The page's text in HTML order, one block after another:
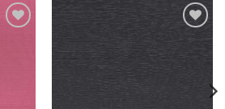
Wunschliste